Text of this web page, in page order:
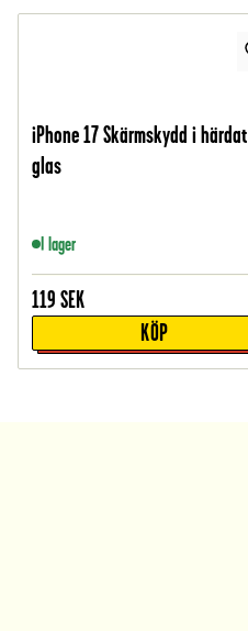
iPhone 17 Skärmskydd i härdat
glas
I lager
119 SEK
KÖP